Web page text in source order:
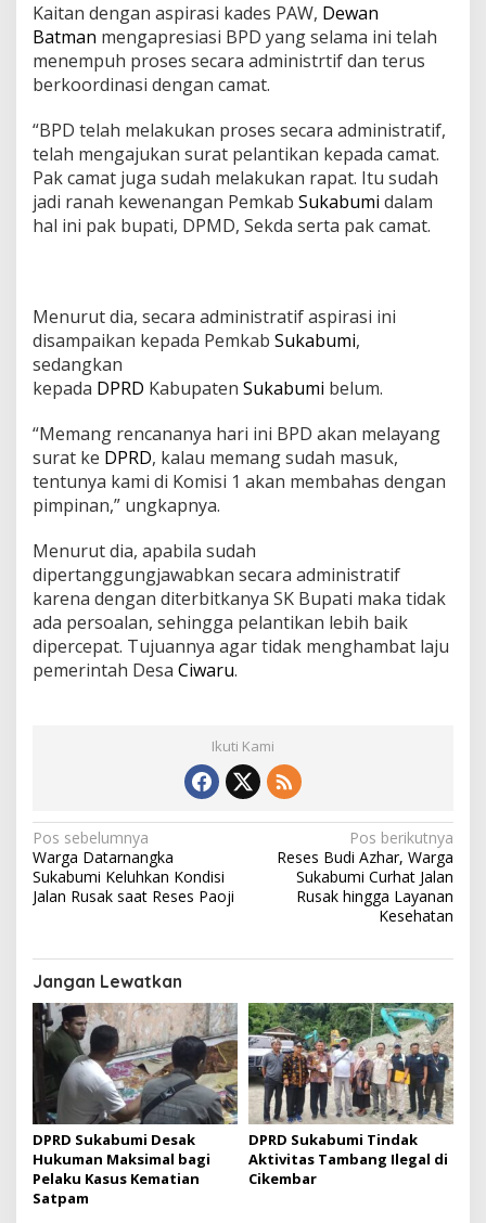
Kaitan dengan aspirasi kades PAW, Dewan
Batman mengapresiasi BPD yang selama ini telah
menempuh proses secara administrtif dan terus
berkoordinasi dengan camat.
“BPD telah melakukan proses secara administratif,
telah mengajukan surat pelantikan kepada camat.
Pak camat juga sudah melakukan rapat. Itu sudah
jadi ranah kewenangan Pemkab Sukabumi dalam
hal ini pak bupati, DPMD, Sekda serta pak camat.
Menurut dia, secara administratif aspirasi ini
disampaikan kepada Pemkab Sukabumi,
sedangkan
kepada DPRD Kabupaten Sukabumi belum.
“Memang rencananya hari ini BPD akan melayang
surat ke DPRD, kalau memang sudah masuk,
tentunya kami di Komisi 1 akan membahas dengan
pimpinan,” ungkapnya.
Menurut dia, apabila sudah
dipertanggungjawabkan secara administratif
karena dengan diterbitkanya SK Bupati maka tidak
ada persoalan, sehingga pelantikan lebih baik
dipercepat. Tujuannya agar tidak menghambat laju
pemerintah Desa Ciwaru.
Ikuti Kami
N
a
v
g
a
s
i
p
o
s
Pos sebelumnya
Warga Datarnangka
Sukabumi Keluhkan Kondisi
Jalan Rusak saat Reses Paoji
Pos berikutnya
Reses Budi Azhar, Warga
Sukabumi Curhat Jalan
Rusak hingga Layanan
Kesehatan
Jangan Lewatkan
DPRD Sukabumi Desak
Hukuman Maksimal bagi
Pelaku Kasus Kematian
Satpam
DPRD Sukabumi Tindak
Aktivitas Tambang Ilegal di
Cikembar